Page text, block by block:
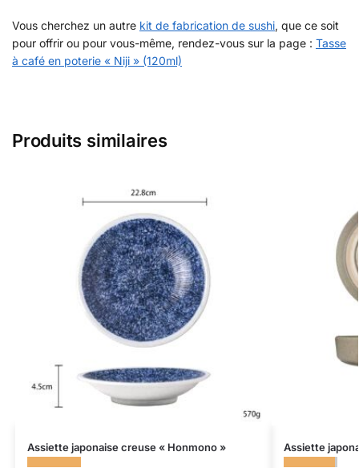
Vous cherchez un autre kit de fabrication de sushi, que ce soit
pour offrir ou pour vous-même, rendez-vous sur la page : Tasse
à café en poterie « Niji » (120ml)
Produits similaires
Assiette japonaise creuse « Honmono » Assiette